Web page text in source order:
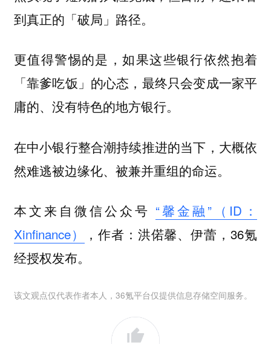
到真正的「破局」路径。
更值得警惕的是，如果这些银行依然抱着
「靠爹吃饭」的心态，最终只会变成一家平
庸的、没有特色的地方银行。
在中小银行整合潮持续推进的当下，大概依
然难逃被边缘化、被兼并重组的命运。
本文来自微信公众号 “馨金融”（ID：
Xinfinance）
，作者：洪偌馨、伊蕾，36氪
经授权发布。
该文观点仅代表作者本人，36氪平台仅提供信息存储空间服务。